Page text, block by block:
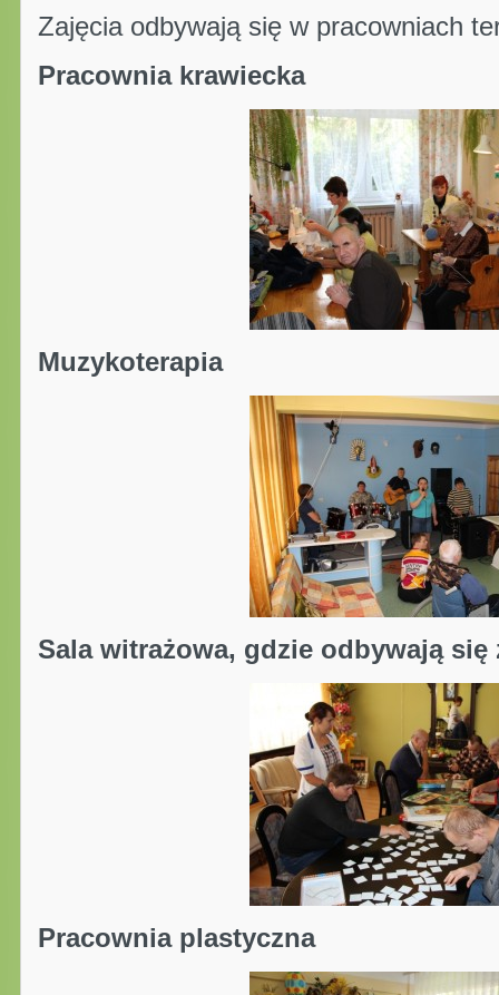
Zajęcia odbywają się w pracowniach
Pracownia krawiecka
Muzykoterapia
Sala witrażowa, gdzie odbywają
Pracownia plastyczna